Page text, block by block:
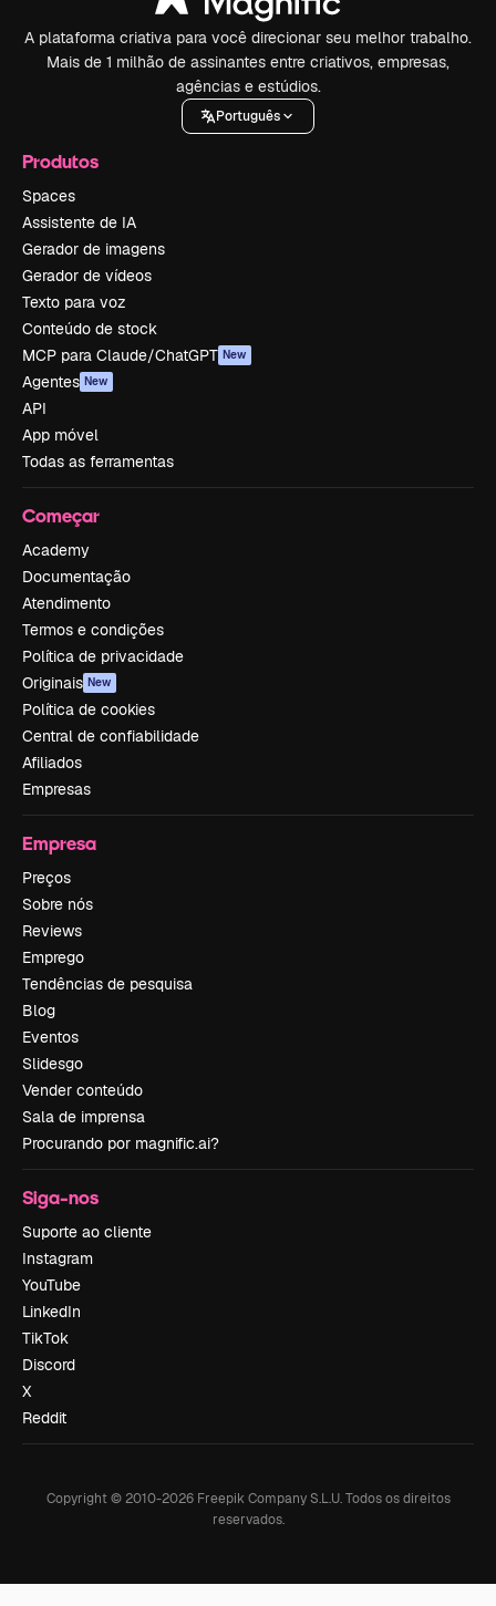
A plataforma criativa para você direcionar seu melhor trabalho.
Mais de 1 milhão de assinantes entre criativos, empresas,
agências e estúdios.
Português
Produtos
Spaces
Assistente de IA
Gerador de imagens
Gerador de vídeos
Texto para voz
Conteúdo de stock
MCP para Claude/ChatGPT New
Agentes New
API
App móvel
Todas as ferramentas
Começar
Academy
Documentação
Atendimento
Termos e condições
Política de privacidade
Originais New
Política de cookies
Central de confiabilidade
Afiliados
Empresas
Empresa
Preços
Sobre nós
Reviews
Emprego
Tendências de pesquisa
Blog
Eventos
Slidesgo
Vender conteúdo
Sala de imprensa
Procurando por magnific.ai?
Siga-nos
Suporte ao cliente
Instagram
YouTube
LinkedIn
TikTok
Discord
X
Reddit
Copyright © 2010-2026Freepik Company S.L.U. Todos os direitos
reservados.